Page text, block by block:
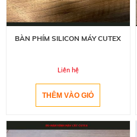
BÀN PHÍM SILICON MÁY CUTEX
Liên hệ